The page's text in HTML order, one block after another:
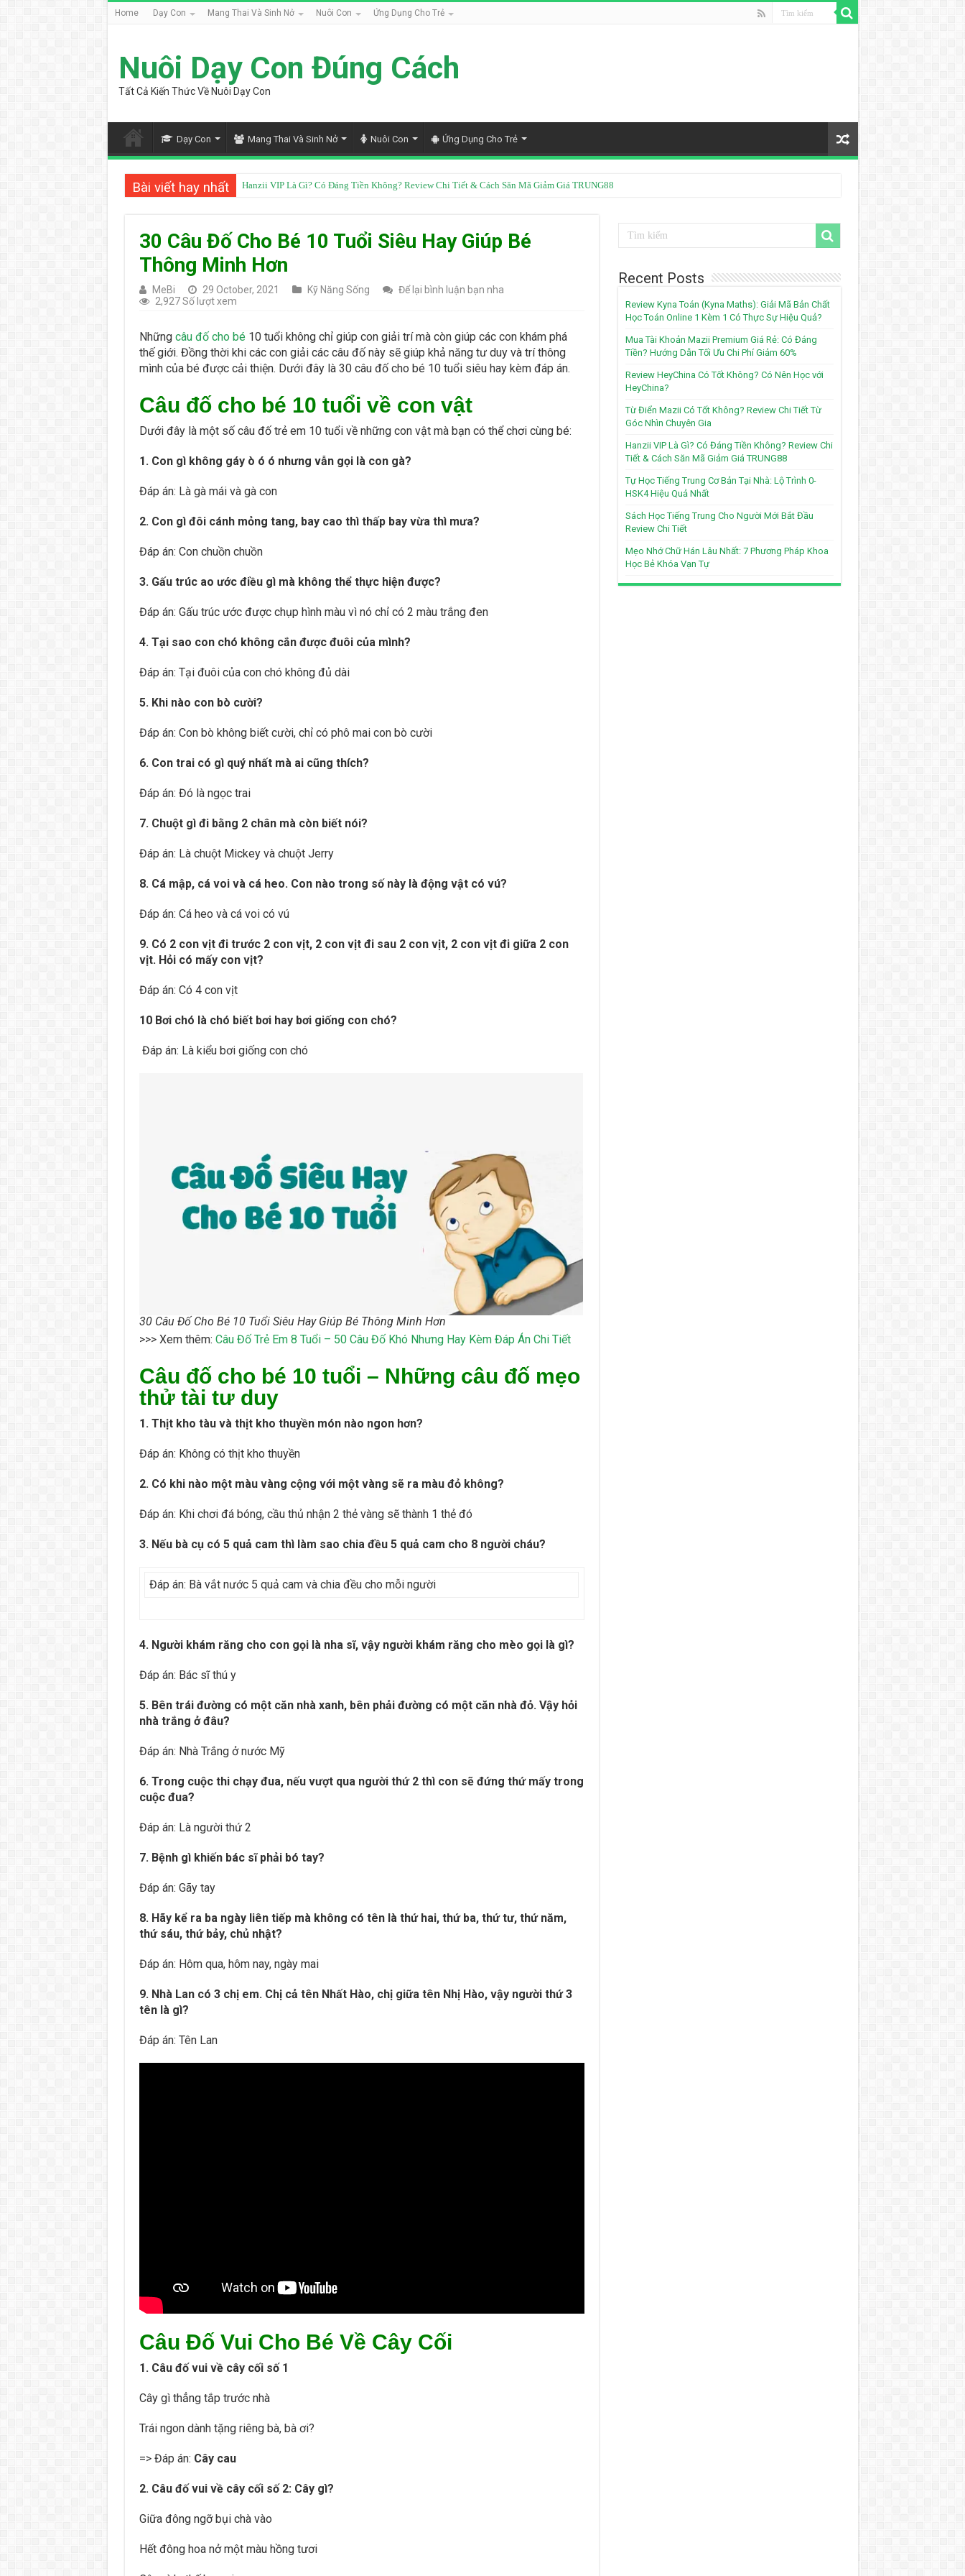
Home Dạy Con Mang Thai Và Sinh Nở Nuôi Con Ứng Dụng Cho Trẻ
Nuôi Dạy Con Đúng Cách
Tất Cả Kiến Thức Về Nuôi Dạy Con
Dạy Con Mang Thai Và Sinh Nở Nuôi Con Ứng Dụng Cho Trẻ
Bài viết hay nhất Hanzii VIP Là Gì? Có Đáng Tiền Không? Review Chi Tiết & Cách Săn Mã Giảm Giá TRUNG88
30 Câu Đố Cho Bé 10 Tuổi Siêu Hay Giúp Bé
Thông Minh Hơn
MeBi 29 October, 2021 Kỹ Năng Sống
Để lại bình luận bạn nha
2,927 Số lượt xem
Nhữngcâu đố cho bé10 tuổi không chỉ giúp con giải trí mà còn giúp các con khám phá
thế giới. Đồng thời khi các con giải các câu đố này sẽ giúp khả năng tư duy và trí thông
mình của bé được cải thiện. Dưới đây là 30 câu đố cho bé 10 tuổi siêu hay kèm đáp án.
Câu đố cho bé 10 tuổi về con vật
Dưới đây là một số câu đố trẻ em 10 tuổi về những con vật mà bạn có thể chơi cùng bé:
1. Con gì không gáy ò ó ó nhưng vẫn gọi là con gà?
Đáp án: Là gà mái và gà con
2. Con gì đôi cánh mỏng tang, bay cao thì thấp bay vừa thì mưa?
Đáp án: Con chuồn chuồn
3. Gấu trúc ao ước điều gì mà không thể thực hiện được?
Đáp án: Gấu trúc ước được chụp hình màu vì nó chỉ có 2 màu trắng đen
4. Tại sao con chó không cắn được đuôi của mình?
Đáp án: Tại đuôi của con chó không đủ dài
5. Khi nào con bò cười?
Đáp án: Con bò không biết cười, chỉ có phô mai con bò cười
6. Con trai có gì quý nhất mà ai cũng thích?
Đáp án: Đó là ngọc trai
7. Chuột gì đi bằng 2 chân mà còn biết nói?
Đáp án: Là chuột Mickey và chuột Jerry
8. Cá mập, cá voi và cá heo. Con nào trong số này là động vật có vú?
Đáp án: Cá heo và cá voi có vú
9. Có 2 con vịt đi trước 2 con vịt, 2 con vịt đi sau 2 con vịt, 2 con vịt đi giữa 2 con
vịt. Hỏi có mấy con vịt?
Đáp án: Có 4 con vịt
10 Bơi chó là chó biết bơi hay bơi giống con chó?
Đáp án: Là kiểu bơi giống con chó
30 Câu Đố Cho Bé 10 Tuổi Siêu Hay Giúp Bé Thông Minh Hơn
>>> Xem thêm: Câu Đố Trẻ Em 8 Tuổi – 50 Câu Đố Khó Nhưng Hay Kèm Đáp Án Chi Tiết
Câu đố cho bé 10 tuổi – Những câu đố mẹo
thử tài tư duy
1. Thịt kho tàu và thịt kho thuyền món nào ngon hơn?
Đáp án: Không có thịt kho thuyền
2. Có khi nào một màu vàng cộng với một vàng sẽ ra màu đỏ không?
Đáp án: Khi chơi đá bóng, cầu thủ nhận 2 thẻ vàng sẽ thành 1 thẻ đó
3. Nếu bà cụ có 5 quả cam thì làm sao chia đều 5 quả cam cho 8 người cháu?
Đáp án: Bà vắt nước 5 quả cam và chia đều cho mỗi người
4. Người khám răng cho con gọi là nha sĩ, vậy người khám răng cho mèo gọi là gì?
Đáp án: Bác sĩ thú y
5. Bên trái đường có một căn nhà xanh, bên phải đường có một căn nhà đỏ. Vậy hỏi
nhà trắng ở đâu?
Đáp án: Nhà Trắng ở nước Mỹ
6. Trong cuộc thi chạy đua, nếu vượt qua người thứ 2 thì con sẽ đứng thứ mấy trong
cuộc đua?
Đáp án: Là người thứ 2
7. Bệnh gì khiến bác sĩ phải bó tay?
Đáp án: Gãy tay
8. Hãy kể ra ba ngày liên tiếp mà không có tên là thứ hai, thứ ba, thứ tư, thứ năm,
thứ sáu, thứ bảy, chủ nhật?
Đáp án: Hôm qua, hôm nay, ngày mai
9. Nhà Lan có 3 chị em. Chị cả tên Nhất Hào, chị giữa tên Nhị Hào, vậy người thứ 3
tên là gì?
Đáp án: Tên Lan
Câu Đố Vui Cho Bé Về Cây Cối
1. Câu đố vui về cây cối số 1
Cây gì thẳng tắp trước nhà
Trái ngon dành tặng riêng bà, bà ơi?
=> Đáp án: Cây cau
2. Câu đố vui về cây cối số 2: Cây gì?
Giữa đông ngỡ bụi chà vào
Hết đông hoa nở một màu hồng tươi
Recent Posts
Review Kyna Toán (Kyna Maths): Giải Mã Bản Chất
Học Toán Online 1 Kèm 1 Có Thực Sự Hiệu Quả?
Mua Tài Khoản Mazii Premium Giá Rẻ: Có Đáng
Tiền? Hướng Dẫn Tối Ưu Chi Phí Giảm 60%
Review HeyChina Có Tốt Không? Có Nên Học với
HeyChina?
Từ Điển Mazii Có Tốt Không? Review Chi Tiết Từ
Góc Nhìn Chuyên Gia
Hanzii VIP Là Gì? Có Đáng Tiền Không? Review Chi
Tiết & Cách Săn Mã Giảm Giá TRUNG88
Tự Học Tiếng Trung Cơ Bản Tại Nhà: Lộ Trình 0-
HSK4 Hiệu Quả Nhất
Sách Học Tiếng Trung Cho Người Mới Bắt Đầu
Review Chi Tiết
Mẹo Nhớ Chữ Hán Lâu Nhất: 7 Phương Pháp Khoa
Học Bẻ Khóa Vạn Tự